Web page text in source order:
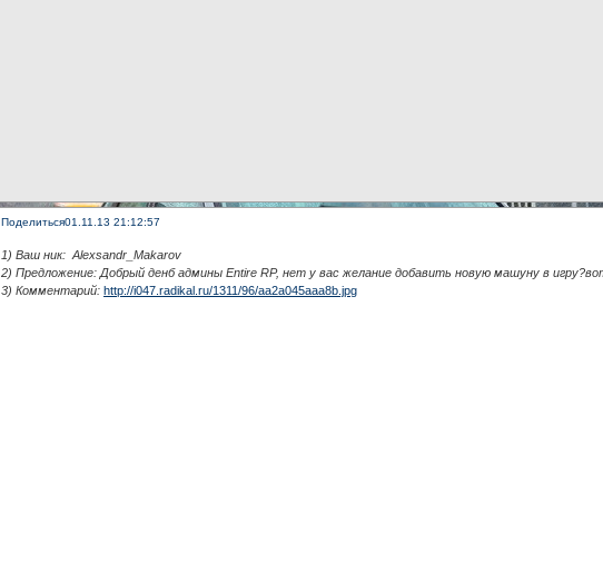
Поделиться01.11.13 21:12:57
1) Ваш ник: Alexsandr_Makarov
2) Предложение: Добрый денб админы Entire RP, нет у вас желание добавить новую машуну в
3) Комментарий: http://i047.radikal.ru/1311/96/aa2a045aaa8b.jpg